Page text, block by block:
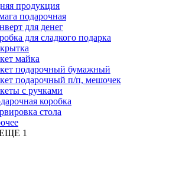
продукция
подарочная
для денег
для сладкого подарка
майка
подарочный бумажный
подарочный п/п, мешочек
с ручками
коробка
стола
1